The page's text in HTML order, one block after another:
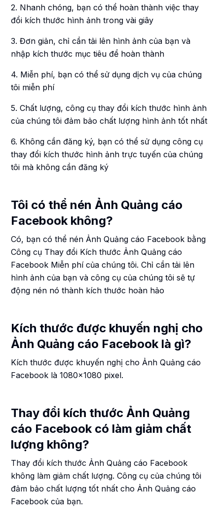
2. Nhanh chóng, bạn có thể hoàn thành việc thay
đổi kích thước hình ảnh trong vài giây
3. Đơn giản, chỉ cần tải lên hình ảnh của bạn và
nhập kích thước mục tiêu để hoàn thành
4. Miễn phí, bạn có thể sử dụng dịch vụ của chúng
tôi miễn phí
5. Chất lượng, công cụ thay đổi kích thước hình ảnh
của chúng tôi đảm bảo chất lượng hình ảnh tốt nhất
6. Không cần đăng ký, bạn có thể sử dụng công cụ
thay đổi kích thước hình ảnh trực tuyến của chúng
tôi mà không cần đăng ký
Tôi có thể nén Ảnh Quảng cáo
Facebook không?
Có, bạn có thể nén Ảnh Quảng cáo Facebook bằng
Công cụ Thay đổi Kích thước Ảnh Quảng cáo
Facebook Miễn phí của chúng tôi. Chỉ cần tải lên
hình ảnh của bạn và công cụ của chúng tôi sẽ tự
động nén nó thành kích thước hoàn hảo
Kích thước được khuyến nghị cho
Ảnh Quảng cáo Facebook là gì?
Kích thước được khuyến nghị cho Ảnh Quảng cáo
Facebook là 1080x1080 pixel.
Thay đổi kích thước Ảnh Quảng
cáo Facebook có làm giảm chất
lượng không?
Thay đổi kích thước Ảnh Quảng cáo Facebook
không làm giảm chất lượng. Công cụ của chúng tôi
đảm bảo chất lượng tốt nhất cho Ảnh Quảng cáo
Facebook của bạn.